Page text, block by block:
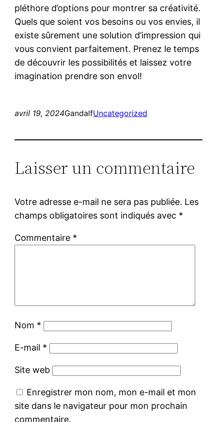
pléthore d’options pour montrer sa créativité.
Quels que soient vos besoins ou vos envies, il
existe sûrement une solution d’impression qui
vous convient parfaitement. Prenez le temps
de découvrir les possibilités et laissez votre
imagination prendre son envol!
avril 19, 2024GandalfUncategorized
Laisser un commentaire
Votre adresse e-mail ne sera pas publiée. Les
champs obligatoires sont indiqués avec *
Commentaire *
Nom *
E-mail *
Site web
Enregistrer mon nom, mon e-mail et mon
site dans le navigateur pour mon prochain
commentaire.